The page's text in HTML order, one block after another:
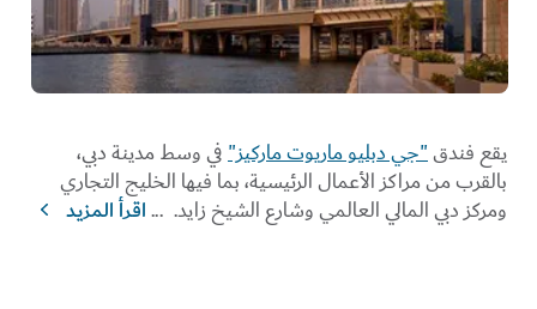
يقع فندق"جي دبليو ماريوت ماركيز"في وسط مدينة دبي،
بالقرب من مراكز الأعمال الرئيسية، بما فيها الخليج التجاري
ومركز دبي المالي العالمي وشارع الشيخ زايد. ...اقرأ المزيد